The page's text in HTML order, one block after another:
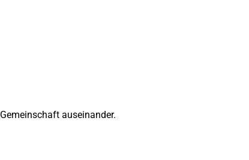
auseinander.